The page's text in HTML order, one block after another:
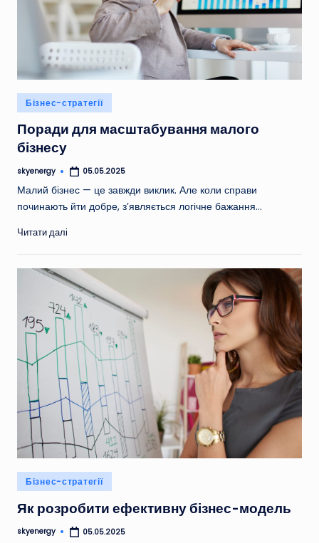
Опубліковано
у
Бізнес-стратегії
Поради для масштабування малого
бізнесу
Опубліковано
skyenergy 05.05.2025
Малий бізнес — це завжди виклик. Але коли справи
починають йти добре, з’являється логічне бажання…
Читати далі
Опубліковано
у
Бізнес-стратегії
Як розробити ефективну бізнес-модель
Опубліковано
skyenergy 05.05.2025